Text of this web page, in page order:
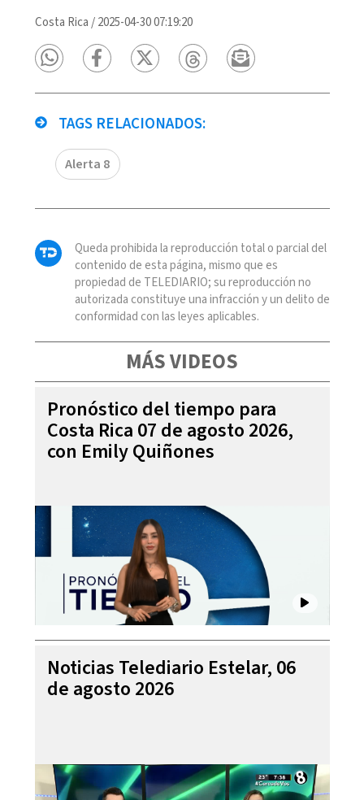
Costa Rica /2025-04-30 07:19:20
TAGS RELACIONADOS:
Alerta 8
Queda prohibida la reproducción total o parcial del
contenido de esta página, mismo que es
propiedad de TELEDIARIO; su reproducción no
autorizada constituye una infracción y un delito de
conformidad con las leyes aplicables.
MÁS VIDEOS
Pronóstico del tiempo para
Costa Rica 07 de agosto 2026,
con Emily Quiñones
Noticias Telediario Estelar, 06
de agosto 2026